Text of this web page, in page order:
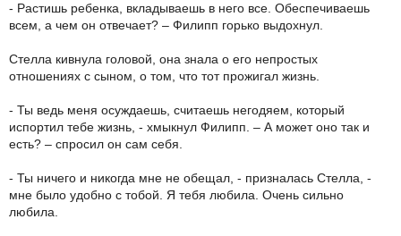
- Растишь ребенка, вкладываешь в него все. Обеспечиваешь
всем, а чем он отвечает? – Филипп горько выдохнул.
Стелла кивнула головой, она знала о его непростых
отношениях с сыном, о том, что тот прожигал жизнь.
- Ты ведь меня осуждаешь, считаешь негодяем, который
испортил тебе жизнь, - хмыкнул Филипп. – А может оно так и
есть? – спросил он сам себя.
- Ты ничего и никогда мне не обещал, - призналась Стелла, -
мне было удобно с тобой. Я тебя любила. Очень сильно
любила.